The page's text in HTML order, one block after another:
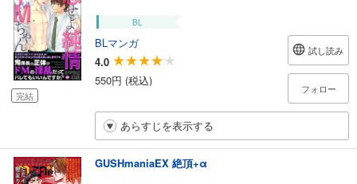
完結
BL
BLマンガ
4.0
550円 (税込)
試し読み
フォロー
あらすじを表示する
GUSHmaniaEX 絶頂+α